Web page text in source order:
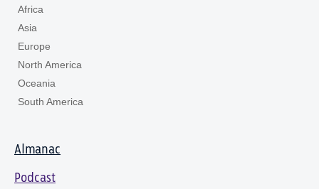
Africa
Asia
Europe
North America
Oceania
South America
Almanac
Podcast